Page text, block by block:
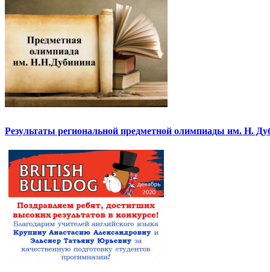
Результаты региональной предметной олимпиады им. Н.